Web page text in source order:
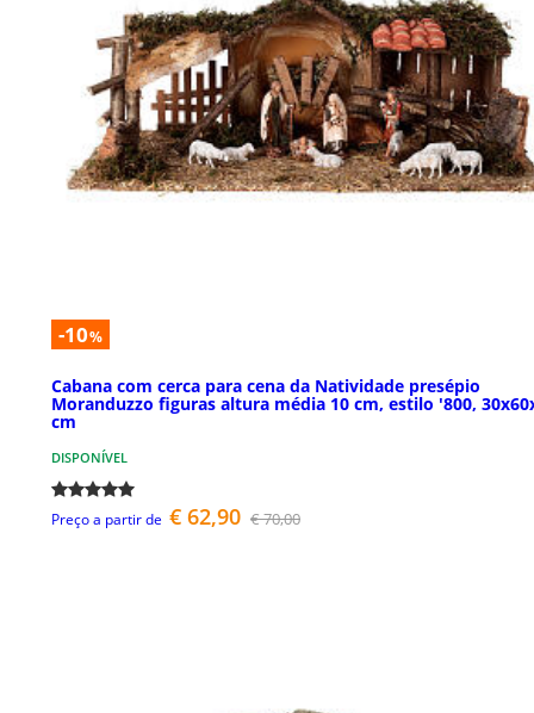
-10%
Cabana com cerca para cena da Natividade presépio
Moranduzzo figuras altura média 10 cm, estilo '800,
cm
DISPONÍVEL
Preço a partir de € 62,90 € 70,00